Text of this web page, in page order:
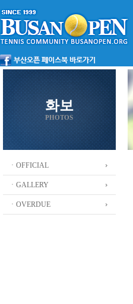
화보
PHOTOS
ㆍOFFICIAL
ㆍGALLERY
ㆍOVERDUE